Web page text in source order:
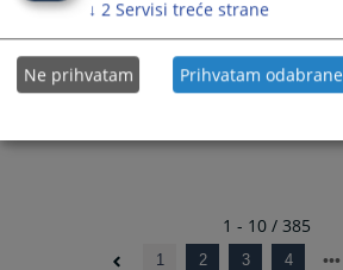
1 - 10 / 385
1 2 3 4
↓ 2 Servisi treće strane
Ne prihvatam Prihvatam odabrane